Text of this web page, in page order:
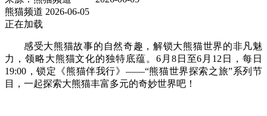
熊猫频道 2026-06-05
正在加载
感受大熊猫故事的自然奇趣，解锁大熊猫世界的非凡魅
力，领略大熊猫文化的独特底蕴。6月8日至6月12日，每日
19:00，锁定《熊猫伴我行》——“熊猫世界探索之旅”系列节
目，一起探索大熊猫丰富多元的奇妙世界吧！